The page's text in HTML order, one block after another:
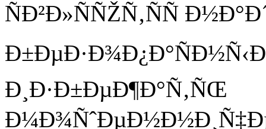
ÑÐ²Ð»ÑÑŽÑ‚ÑÑ
Ð¸Ð·Ð±ÐµÐ¶Ð°Ñ‚ÑŒ